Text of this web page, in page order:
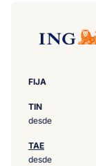
FIJA
TIN
desde
TAE
desde